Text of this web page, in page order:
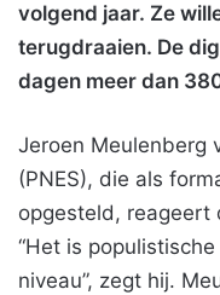
volgend jaar. Ze
terugdraaien. De
dagen meer dan
Jeroen Meulenberg
(PNES), die als
opgesteld, reageert
“Het is
niveau”, zegt hij.